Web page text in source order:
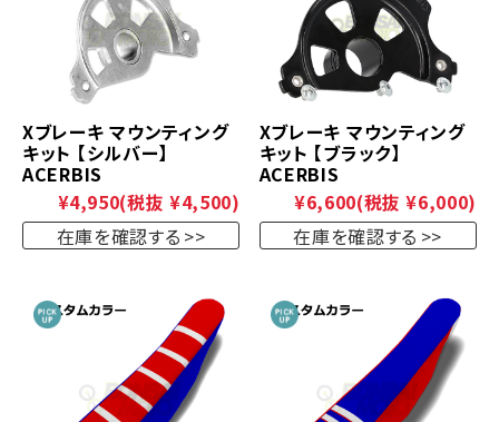
Xブレーキ マウンティング
キット 【シルバー】
ACERBIS
¥4,950(税抜 ¥4,500)
在庫を確認する
Xブレーキ マウンティング
キット 【ブラック】
ACERBIS
¥6,600(税抜 ¥6,000)
在庫を確認する